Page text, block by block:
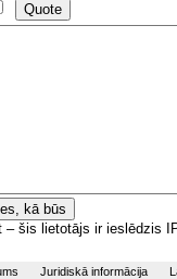
šis lietotājs ir ieslēdzis
Juridiskā informācija